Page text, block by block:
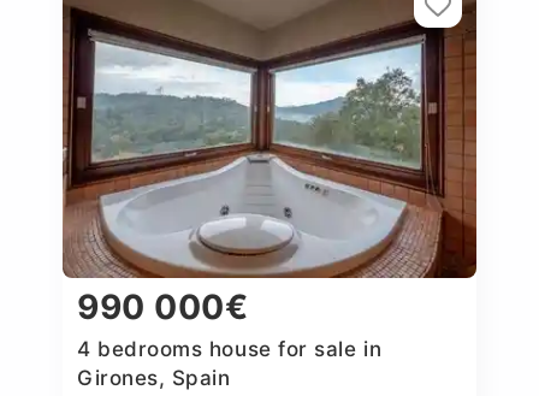
990 000€
4 bedrooms house for sale in
Girones, Spain